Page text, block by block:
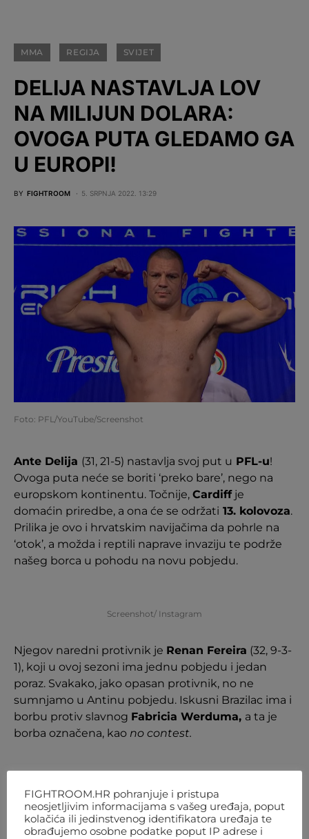
MMA REGIJA SVIJET
DELIJA NASTAVLJA LOV
NA MILIJUN DOLARA:
OVOGA PUTA GLEDAMO GA
U EUROPI!
BY FIGHTROOM 5. SRPNJA 2022. 13:29
Foto: PFL/YouTube/Screenshot
Ante Delija (31, 21-5) nastavlja svoj put u PFL-u!
Ovoga puta neće se boriti ‘preko bare’, nego na
europskom kontinentu. Točnije, Cardiffje
domaćin priredbe, a ona će se održati 13. kolovoza.
Prilika je ovo i hrvatskim navijačima da pohrle na
‘otok’, a možda i reptili naprave invaziju te podrže
našeg borca u pohodu na novu pobjedu.
Screenshot/ Instagram
Njegov naredni protivnik je Renan Fereira (32, 9-3-
1), koji u ovoj sezoni ima jednu pobjedu i jedan
poraz. Svakako, jako opasan protivnik, no ne
sumnjamo u Antinu pobjedu. Iskusni Brazilac ima i
borbu protiv slavnog Fabricia Werduma, a ta je
borba označena, kao no contest.
SHARE TWEET
FIGHTROOM.HR pohranjuje i pristupa
neosjetljivim informacijama s vašeg uređaja, poput
kolačića ili jedinstvenog identifikatora uređaja te
obrađujemo osobne podatke poput IP adrese i